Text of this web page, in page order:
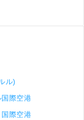
ル)
際空港
際空港